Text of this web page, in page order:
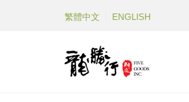
繁體中文 ENGLISH